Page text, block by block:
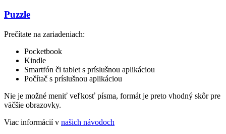
Puzzle
Prečítate na zariadeniach:
Pocketbook
Kindle
Smartfón či tablet s príslušnou aplikáciou
Počítač s príslušnou aplikáciou
Nie je možné meniť veľkosť písma, formát je preto vhodný skôr pre
väčšie obrazovky.
Viac informácií v našich návodoch